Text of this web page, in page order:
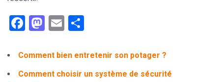
Facebook
Mastodon
Email
Comment bien entretenir son potager ?
Comment choisir un système de sécurité